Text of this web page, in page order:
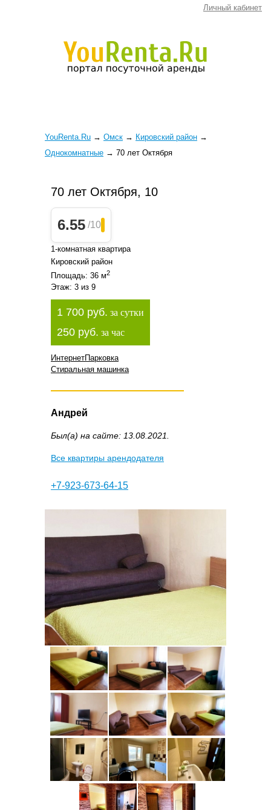
Личный кабинет
YouRenta.Ru → Омск → Кировский район →
Однокомнатные → 70 лет Октября
70 лет Октября, 10
6.55 /10
1-комнатная квартира
Кировский район
Площадь: 36 м2
Этаж: 3 из 9
1 700 руб. за сутки
250 руб. за час
ИнтернетПарковка
Стиральная машинка
Андрей
Был(а) на сайте: 13.08.2021.
Все квартиры арендодателя
+7-923-673-64-15